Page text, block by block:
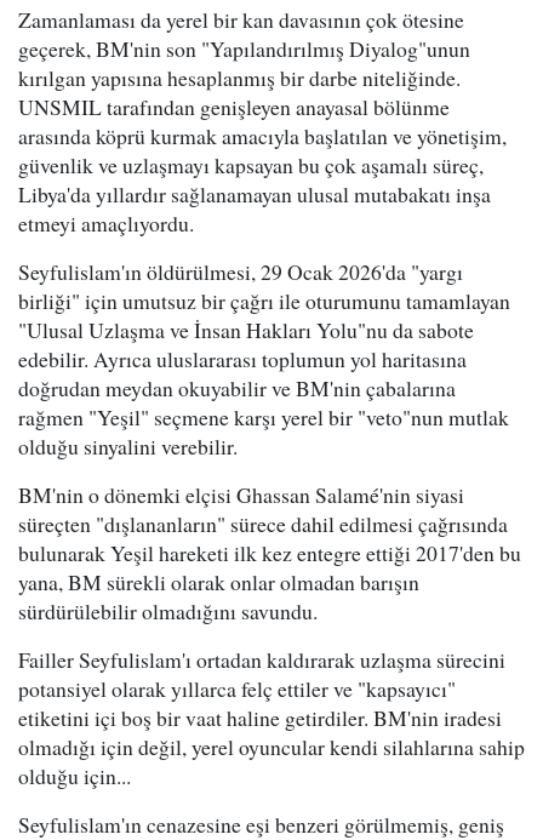
Zamanlaması da yerel bir kan davasının çok ötesine
geçerek, BM'nin son "Yapılandırılmış Diyalog"unun
kırılgan yapısına hesaplanmış bir darbe niteliğinde.
UNSMIL tarafından genişleyen anayasal bölünme
arasında köprü kurmak amacıyla başlatılan ve yönetişim,
güvenlik ve uzlaşmayı kapsayan bu çok aşamalı süreç,
Libya'da yıllardır sağlanamayan ulusal mutabakatı inşa
etmeyi amaçlıyordu.
Seyfulislam'ın öldürülmesi, 29 Ocak 2026'da "yargı
birliği" için umutsuz bir çağrı ile oturumunu tamamlayan
"Ulusal Uzlaşma ve İnsan Hakları Yolu"nu da sabote
edebilir. Ayrıca uluslararası toplumun yol haritasına
doğrudan meydan okuyabilir ve BM'nin çabalarına
rağmen "Yeşil" seçmene karşı yerel bir "veto"nun mutlak
olduğu sinyalini verebilir.
BM'nin o dönemki elçisi Ghassan Salamé'nin siyasi
süreçten "dışlananların" sürece dahil edilmesi çağrısında
bulunarak Yeşil hareketi ilk kez entegre ettiği 2017'den bu
yana, BM sürekli olarak onlar olmadan barışın
sürdürülebilir olmadığını savundu.
Failler Seyfulislam'ı ortadan kaldırarak uzlaşma sürecini
potansiyel olarak yıllarca felç ettiler ve "kapsayıcı"
etiketini içi boş bir vaat haline getirdiler. BM'nin iradesi
olmadığı için değil, yerel oyuncular kendi silahlarına sahip
olduğu için...
Seyfulislam'ın cenazesine eşi benzeri görülmemiş, geniş